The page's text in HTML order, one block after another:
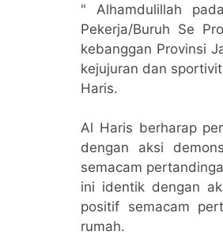
" Alhamdulillah
Pekerja/Buruh Se
kebanggan Provinsi
kejujuran dan
Haris.
Al Haris berharap
dengan aksi
semacam
ini identik dengan
positif semacam
rumah.